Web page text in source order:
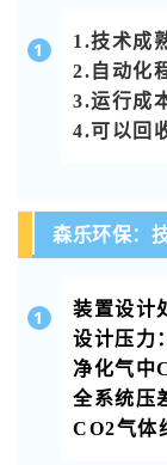
1
1.技术成
2.自动化
3.运行成
4.可以回
森乐环保：
1
装置设计
设计压力
净化气中
全系统压
CO2气体